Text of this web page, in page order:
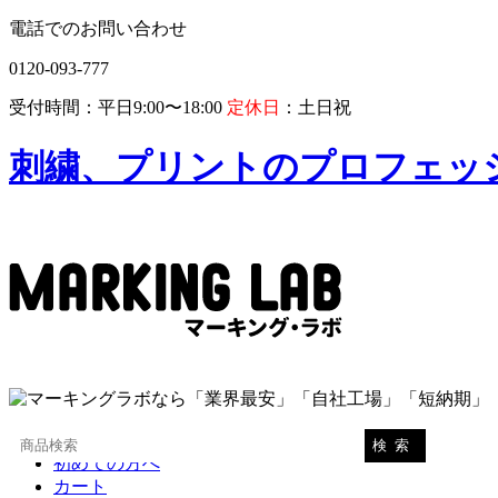
電話でのお問い合わせ
0120-093-777
受付時間：平日9:00〜18:00 定休日 ：土日祝
刺繍、プリントのプロフェッ
お気に入り
初めての方へ
カート